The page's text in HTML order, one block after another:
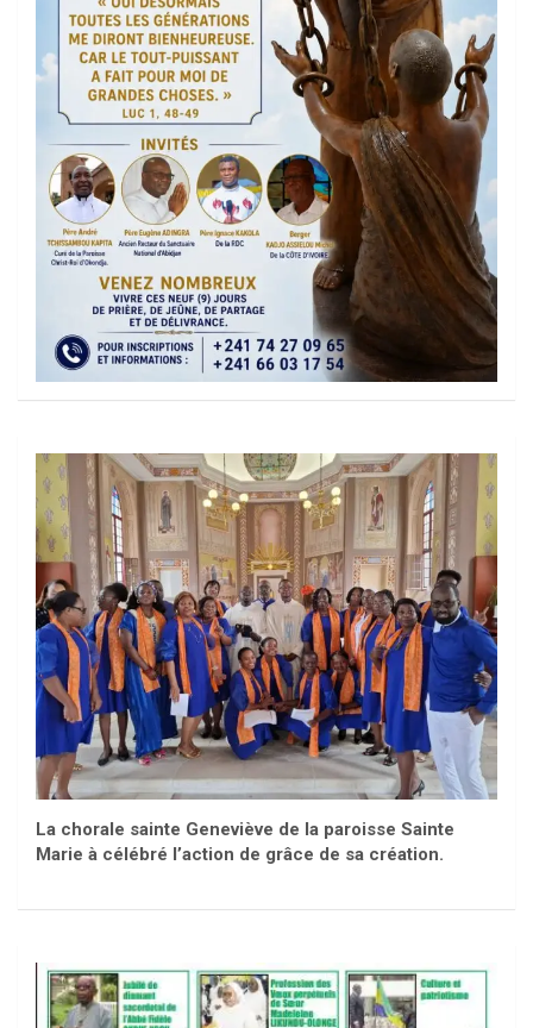
La chorale sainte Geneviève de la paroisse Sainte
Marie à célébré l’action de grâce de sa création.